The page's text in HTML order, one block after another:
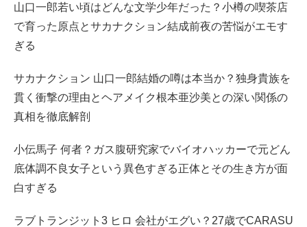
山口一郎若い頃はどんな文学少年だった？小樽の喫茶店
で育った原点とサカナクション結成前夜の苦悩がエモす
ぎる
サカナクション 山口一郎結婚の噂は本当か？独身貴族を
貫く衝撃の理由とヘアメイク根本亜沙美との深い関係の
真相を徹底解剖
小伝馬子 何者？ガス腹研究家でバイオハッカーで元どん
底体調不良女子という異色すぎる正体とその生き方が面
白すぎる
ラブトランジット3 ヒロ 会社がエグい？27歳でCARASU